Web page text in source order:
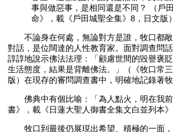
事與做惡事，是相同還是不同？ （戶
命》，載《戶田城聖全集》8，日文版）
不論身在何處，無論對方是誰，牧口都敞
對話，是位闊達的人性教育家。面對調查問
諄諄地說示佛法法理：「顧慮世間的毀譽褒
生活態度，結果是背離佛法。」（《牧口常
版）在現存的審問調查書中，明確地記錄著牧
佛典中有個比喻：「為人點火，明在我前
書》，載《日蓮大聖人御書全集文白並列本》
牧口到最後仍展現出希望、積極的一面，